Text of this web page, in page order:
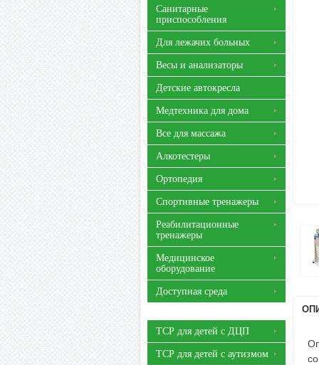
Санитарные
приспособления
Для лежачих больных
Весы и анализаторы
Детские автокресла
Медтехника для дома
Все для массажа
Алкотестеры
Ортопедия
Спортивные тренажеры
Реабилитационные
тренажеры
Медицинское
оборудование
Доступная среда
ТСР для детей с ДЦП
ТСР для детей с аутизмом